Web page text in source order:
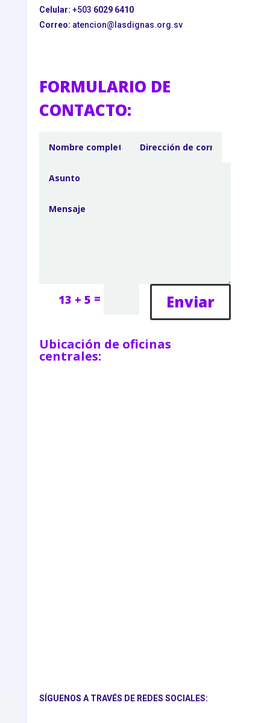
Celular: +503 6029 6410
Correo: atencion@lasdignas.org.sv
FORMULARIO DE
CONTACTO:
13 + 5 = Enviar
Ubicación de oficinas
centrales:
SÍGUENOS A TRAVÉS DE REDES SOCIALES: